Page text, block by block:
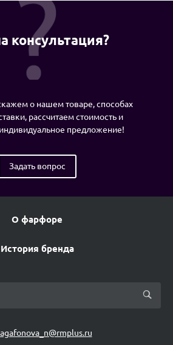
консультация?
о нашем товаре, способах
рассчитаем стоимость и
предложение!
Задать вопрос
О фарфоре
История бренда
agafonova_n@rmplus.ru